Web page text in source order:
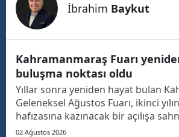
İbrahim Baykut
Kahramanmaraş Fuarı
buluşma noktası oldu
Yıllar sonra yeniden hayat bulan
Geleneksel Ağustos Fuarı, ikinci
hafızasına kazınacak bir açılışa
Geçtiğimiz yıl, yaklaşık 20 yıllık
02 Ağustos 2026